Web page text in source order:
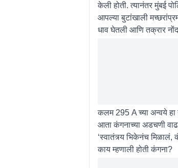
केली होती. त्यानंतर मुंबई
आपल्या बुटांखाली
धाव घेतली आणि तक्रार
कलम 295 A च्या अन्वये हा
आता कंगनाच्या अडचणी
‘स्वातंत्र्य भिकेनंच
काय म्हणाली होती कंगना?